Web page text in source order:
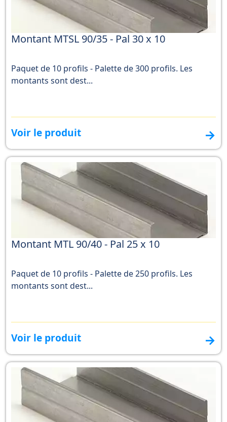
Montant MTSL 90/35 - Pal 30 x 10
Paquet de 10 profils - Palette de 300 profils. Les
montants sont dest...
Voir le produit →
Montant MTL 90/40 - Pal 25 x 10
Paquet de 10 profils - Palette de 250 profils. Les
montants sont dest...
Voir le produit →